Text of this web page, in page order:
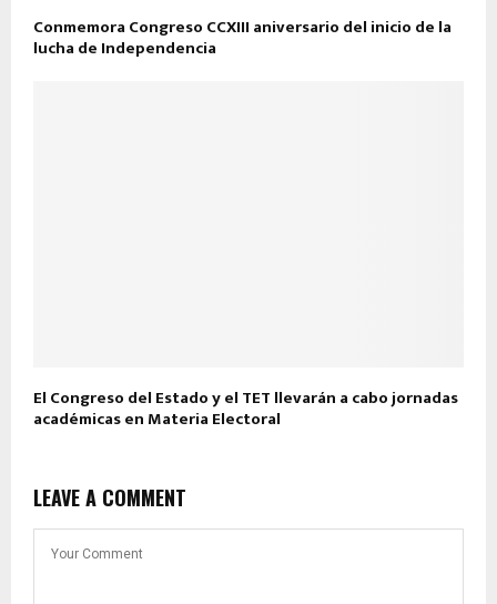
Conmemora Congreso CCXIII aniversario del inicio de la
lucha de Independencia
El Congreso del Estado y el TET llevarán a cabo jornadas
académicas en Materia Electoral
LEAVE A COMMENT